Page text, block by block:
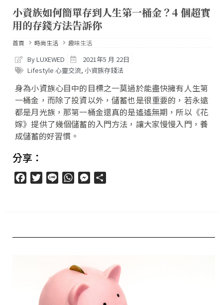
小資族如何簡單存到人生第一桶金？4 個超實
用的存錢方法告訴你
首頁 時尚生活 趣味生活
By LUXEWED
2021年5 月 22日
Lifestyle 心靈交流, 小資族存錢法
身為小資族心目中的目標之一莫過於能盡快擁有人生第
一桶金，而除了投資以外，儲蓄也是很重要的，若永遠
都是月光族，那第一桶金還真的是遙遙無期，所以《花
嫁》提供了幾個儲蓄的入門方法，讓大家慢慢入門，養
成儲蓄的好習慣。
分享：
FacebookTwitter
Line WhatsAppMessenger